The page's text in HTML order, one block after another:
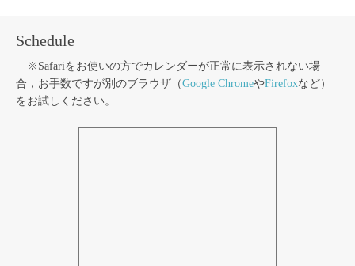
Schedule
※Safariをお使いの方でカレンダーが正常に表示されない場
合，お手数ですが別のブラウザ（Google ChromeやFirefoxなど）
をお試しください。